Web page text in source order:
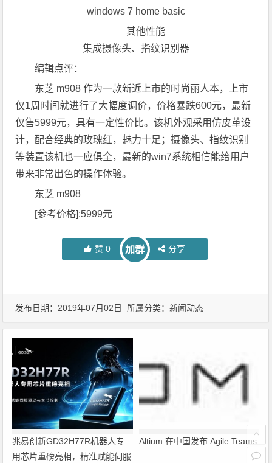
windows 7 home basic
其他性能
集成摄像头、指纹识别器
编辑点评：
东芝 m908 作为一款新近上市的时尚丽人本，上市
仅1周时间就进行了大幅度调价，价格暴跌600元，最新
仅售5999元，具有一定性价比。该机外观采用仿皮革设
计，配合经典的玫瑰红，魅力十足；摄像头、指纹识别
等装置该机也一应俱全，最新的win7系统相信能给用户
带来非常出色的操作体验。
东芝 m908
[参考价格]:5999元
赞 0 加群 分享
发布日期：2019年07月02日 所属分类：新闻动态
兆易创新GD32H77R机器人专
用芯片重磅亮相，精准赋能伺服
Altium 在中国发布 Agile Teams